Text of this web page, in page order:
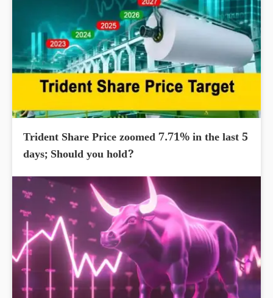
Trident Share Price zoomed 7.71% in the last 5
days; Should you hold?